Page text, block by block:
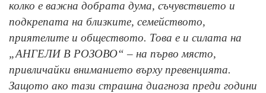
колко е важна добрата дума, съчувствието и
подкрепата на близките, семейството,
приятелите и обществото. Това е и силата на
„АНГЕЛИ В РОЗОВО“ – на първо място,
привличайки вниманието върху превенцията.
Защото ако тази страшна диагноза преди години